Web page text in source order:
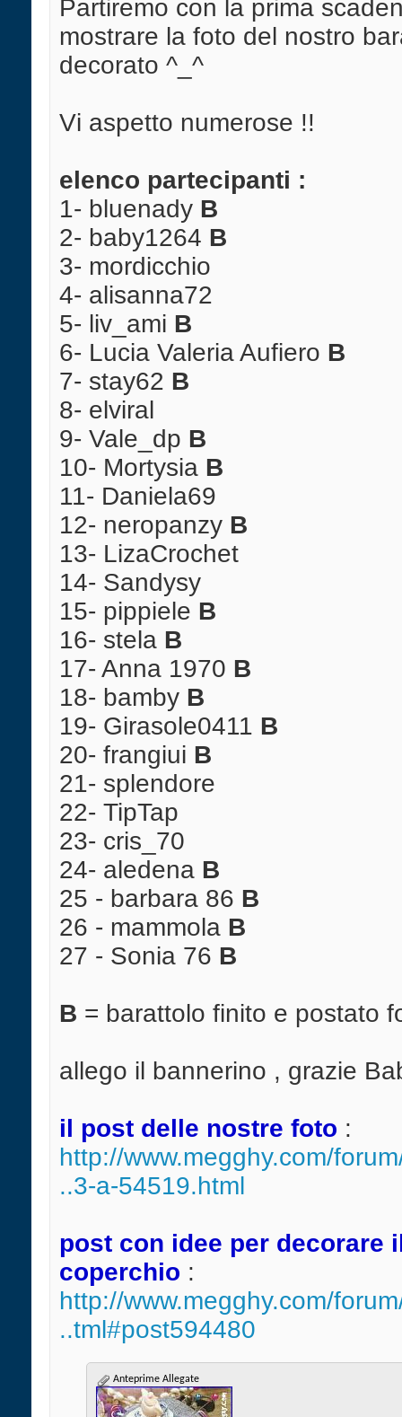
Partiremo con la prima
mostrare la foto del nostro
decorato ^_^
Vi aspetto numerose !!
elenco partecipanti :
1- bluenady B
2- baby1264 B
3- mordicchio
4- alisanna72
5- liv_ami B
6- Lucia Valeria Aufiero B
7- stay62 B
8- elviral
9- Vale_dp B
10- Mortysia B
11- Daniela69
12- neropanzy B
13- LizaCrochet
14- Sandysy
15- pippiele B
16- stela B
17- Anna 1970 B
18- bamby B
19- Girasole0411 B
20- frangiui B
21- splendore
22- TipTap
23- cris_70
24- aledena B
25 - barbara 86 B
26 - mammola B
27 - Sonia 76 B
B = barattolo finito e postato
allego il bannerino , grazie
il post delle nostre foto :
http://www.megghy.com/
..3-a-54519.html
post con idee per decorare
coperchio :
http://www.megghy.com/
..tml#post594480
Anteprime Allegate